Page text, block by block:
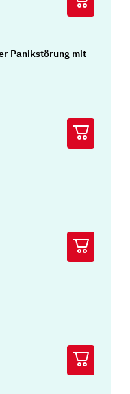
Panikstörung mit